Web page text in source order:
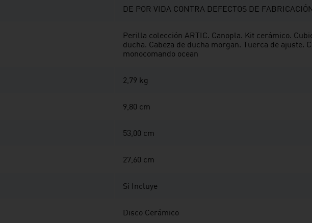
DE POR VIDA CONTRA DEFECTOS DE
Perilla colección ARTIC. Canopla. Kit cerámico.
ducha. Cabeza de ducha morgan. Tuerca de ajuste.
monocomando ocean
2,79 kg
9,80 cm
53,00 cm
27,60 cm
Si Incluye
Disco Cerámico